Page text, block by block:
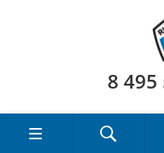
8 495